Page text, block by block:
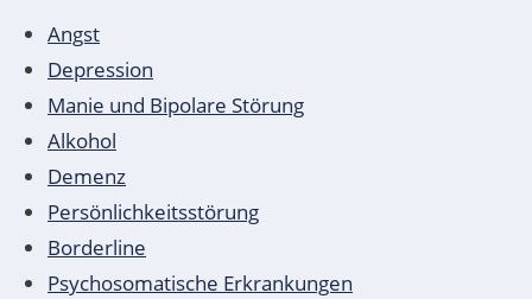
Angst
Depression
Manie und Bipolare Störung
Alkohol
Demenz
Persönlichkeitsstörung
Borderline
Psychosomatische Erkrankungen